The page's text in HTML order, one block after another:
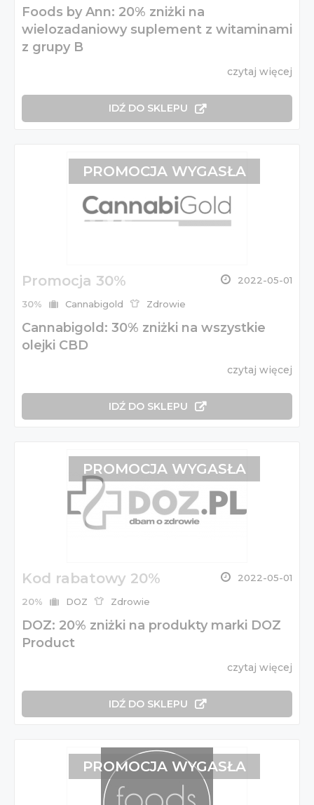
Foods by Ann: 20% zniżki na
wielozadaniowy suplement z witaminami
z grupy B
czytaj więcej
IDŹ DO SKLEPU
Promocja 30% 2022-05-01
30% Cannabigold Zdrowie
Cannabigold: 30% zniżki na wszystkie
olejki CBD
czytaj więcej
IDŹ DO SKLEPU
PROMOCJA WYGASŁA
Kod rabatowy 20% 2022-05-01
20% DOZ Zdrowie
DOZ: 20% zniżki na produkty marki DOZ
Product
czytaj więcej
IDŹ DO SKLEPU
PROMOCJA WYGASŁA
PROMOCJA WYGASŁA